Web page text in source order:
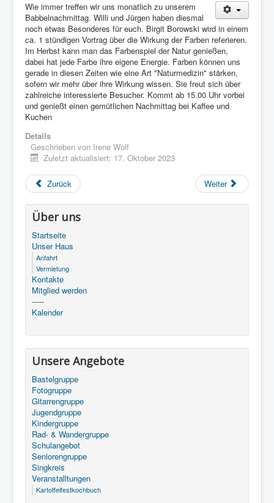
Wie immer treffen wir uns monatlich zu unserem
Babbelnachmittag. Willi und Jürgen haben diesmal
noch etwas Besonderes für euch. Birgit Borowski wird in einem
ca. 1 stündigen Vortrag über die Wirkung der Farben referieren.
Im Herbst kann man das Farbenspiel der Natur genießen,
dabei hat jede Farbe ihre eigene Energie. Farben können uns
gerade in diesen Zeiten wie eine Art "Naturmedizin" stärken,
sofern wir mehr über ihre Wirkung wissen. Sie freut sich über
zahlreiche interessierte Besucher. Kommt ab 15.00 Uhr vorbei
und genießt einen gemütlichen Nachmittag bei Kaffee und
Kuchen
Details
Geschrieben von Irene Wolf
Zuletzt aktualisiert: 17. Oktober 2023
Zurück Weiter
Über uns
Startseite
Unser Haus
Anfahrt
Vermietung
Kontakte
Mitglied werden
-----
Kalender
Unsere Angebote
Bastelgruppe
Fotogruppe
Gitarrengruppe
Jugendgruppe
Kindergruppe
Rad- & Wandergruppe
Schulangebot
Seniorengruppe
Singkreis
Veranstalltungen
Kartoffelfestkochbuch